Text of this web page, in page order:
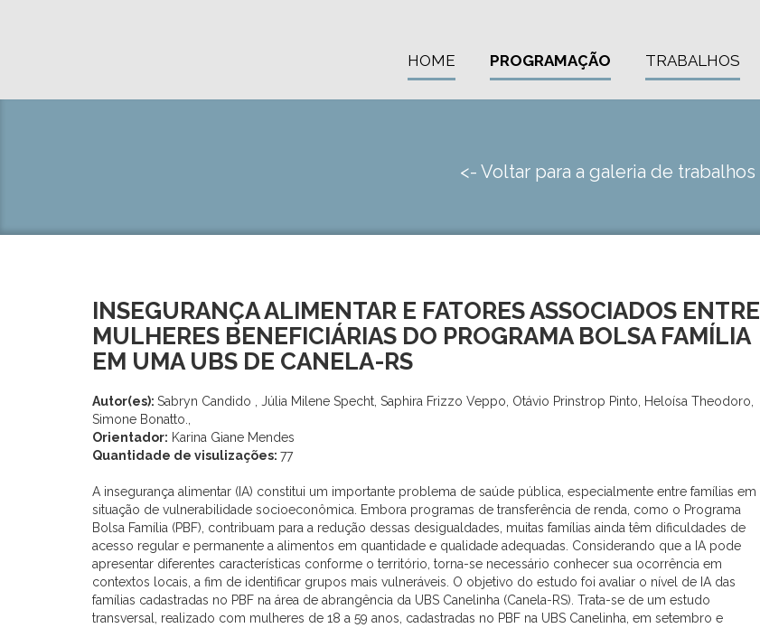
HOME PROGRAMAÇÃO TRABALHOS
<- Voltar para a galeria de trabalhos
INSEGURANÇA ALIMENTAR E FATORES ASSOCIADOS ENTRE
MULHERES BENEFICIÁRIAS DO PROGRAMA BOLSA FAMÍLIA
EM UMA UBS DE CANELA-RS
Autor(es): Sabryn Candido , Júlia Milene Specht, Saphira Frizzo Veppo, Otávio Prinstrop Pinto, Heloísa Theodoro,
Simone Bonatto.,
Orientador: Karina Giane Mendes
Quantidade de visulizações: 77
A insegurança alimentar (IA) constitui um importante problema de saúde pública, especialmente entre famílias em
situação de vulnerabilidade socioeconômica. Embora programas de transferência de renda, como o Programa
Bolsa Família (PBF), contribuam para a redução dessas desigualdades, muitas famílias ainda têm dificuldades de
acesso regular e permanente a alimentos em quantidade e qualidade adequadas. Considerando que a IA pode
apresentar diferentes características conforme o território, torna-se necessário conhecer sua ocorrência em
contextos locais, a fim de identificar grupos mais vulneráveis. O objetivo do estudo foi avaliar o nível de IA das
famílias cadastradas no PBF na área de abrangência da UBS Canelinha (Canela-RS). Trata-se de um estudo
transversal, realizado com mulheres de 18 a 59 anos, cadastradas no PBF na UBS Canelinha, em setembro e